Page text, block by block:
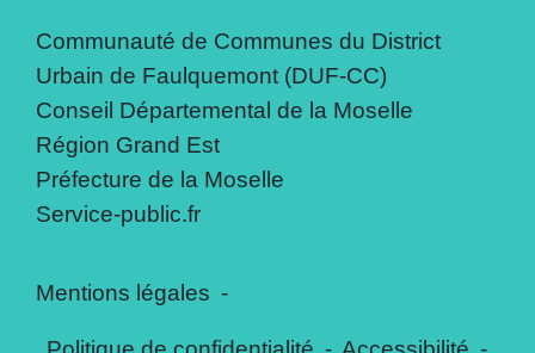
Communauté de Communes du District
Urbain de Faulquemont (DUF-CC)
Conseil Départemental de la Moselle
Région Grand Est
Préfecture de la Moselle
Service-public.fr
Mentions légales -